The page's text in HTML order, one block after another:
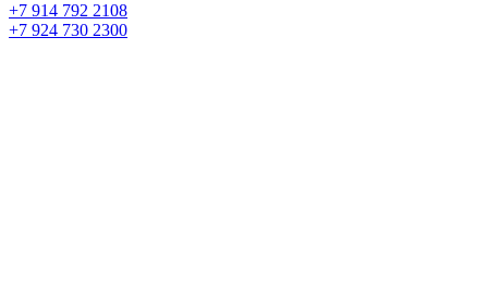
+7 914 792 2108
+7 924 730 2300